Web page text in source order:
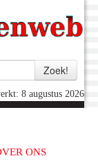
8 augustus 2026
ONS